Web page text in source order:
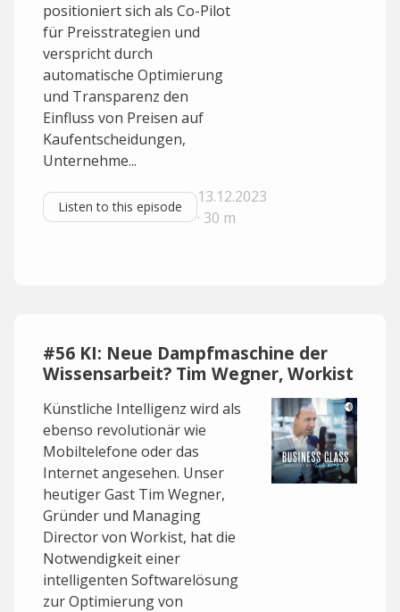
positioniert sich als Co-Pilot
für Preisstrategien und
verspricht durch
automatische Optimierung
und Transparenz den
Einfluss von Preisen auf
Kaufentscheidungen,
Unternehme...
Listen to this episode
13.12.2023
· 30 m
#56 KI: Neue Dampfmaschine der
Wissensarbeit? Tim Wegner, Workist
Künstliche Intelligenz wird als
ebenso revolutionär wie
Mobiltelefone oder das
Internet angesehen. Unser
heutiger Gast Tim Wegner,
Gründer und Managing
Director von Workist, hat die
Notwendigkeit einer
intelligenten Softwarelösung
zur Optimierung von